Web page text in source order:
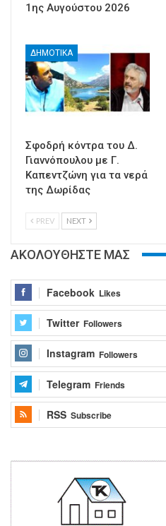
1ης Αυγούστου 2026
ΔΗΜΟΤΙΚΑ
Σφοδρή κόντρα του Δ.
Γιαννόπουλου με Γ.
Καπεντζώνη για τα νερά
της Δωρίδας
PREV NEXT
ΑΚΟΛΟΥΘΗΣΤΕ ΜΑΣ
Facebook Likes
Twitter Followers
Instagram Followers
Telegram Friends
RSS Subscribe